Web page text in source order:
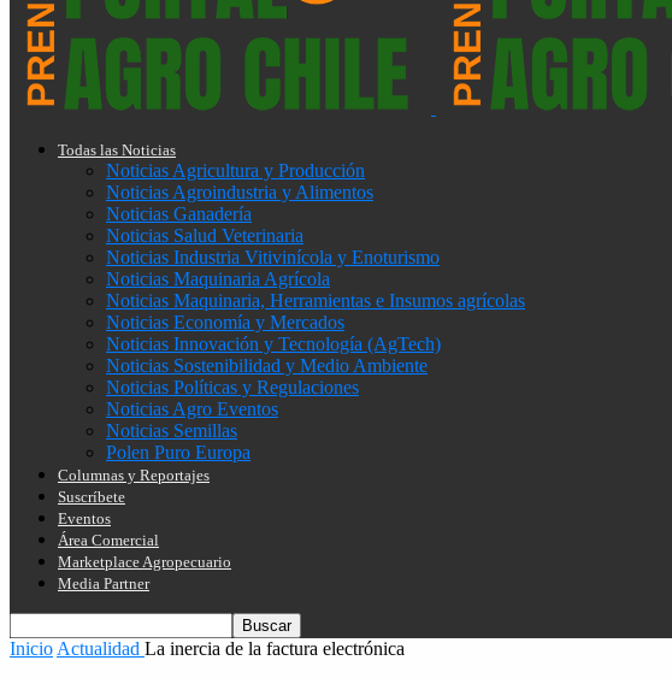
Todas las Noticias
Noticias Agricultura y Producción
Noticias Agroindustria y Alimentos
Noticias Ganadería
Noticias Salud Veterinaria
Noticias Industria Vitivinícola y Enoturismo
Noticias Maquinaria Agrícola
Noticias Maquinaria, Herramientas e Insumos agrícolas
Noticias Economía y Mercados
Noticias Innovación y Tecnología (AgTech)
Noticias Sostenibilidad y Medio Ambiente
Noticias Políticas y Regulaciones
Noticias Agro Eventos
Noticias Semillas
Polen Puro Europa
Columnas y Reportajes
Suscríbete
Eventos
Área Comercial
Marketplace Agropecuario
Media Partner
Inicio Actualidad La inercia de la factura electrónica